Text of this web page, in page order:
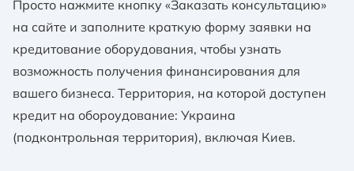
Просто нажмите кнопку «Заказать консультацию»
на сайте и заполните краткую форму заявки на
кредитование оборудования, чтобы узнать
возможность получения финансирования для
вашего бизнеса. Территория, на которой доступен
кредит на обороудование: Украина
(подконтрольная территория), включая Киев.